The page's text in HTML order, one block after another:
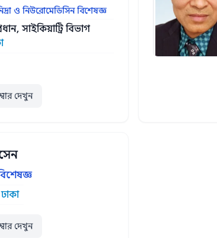
ও নিউরোমেডিসিন বিশেষজ্ঞ
সাইকিয়াট্রি বিভাগ
দেখুন
দেখুন